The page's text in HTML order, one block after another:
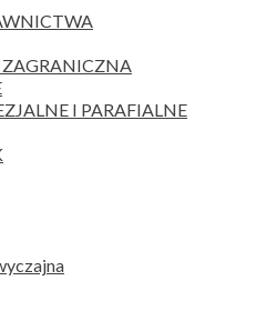
ZAGRANICZNA
I PARAFIALNE